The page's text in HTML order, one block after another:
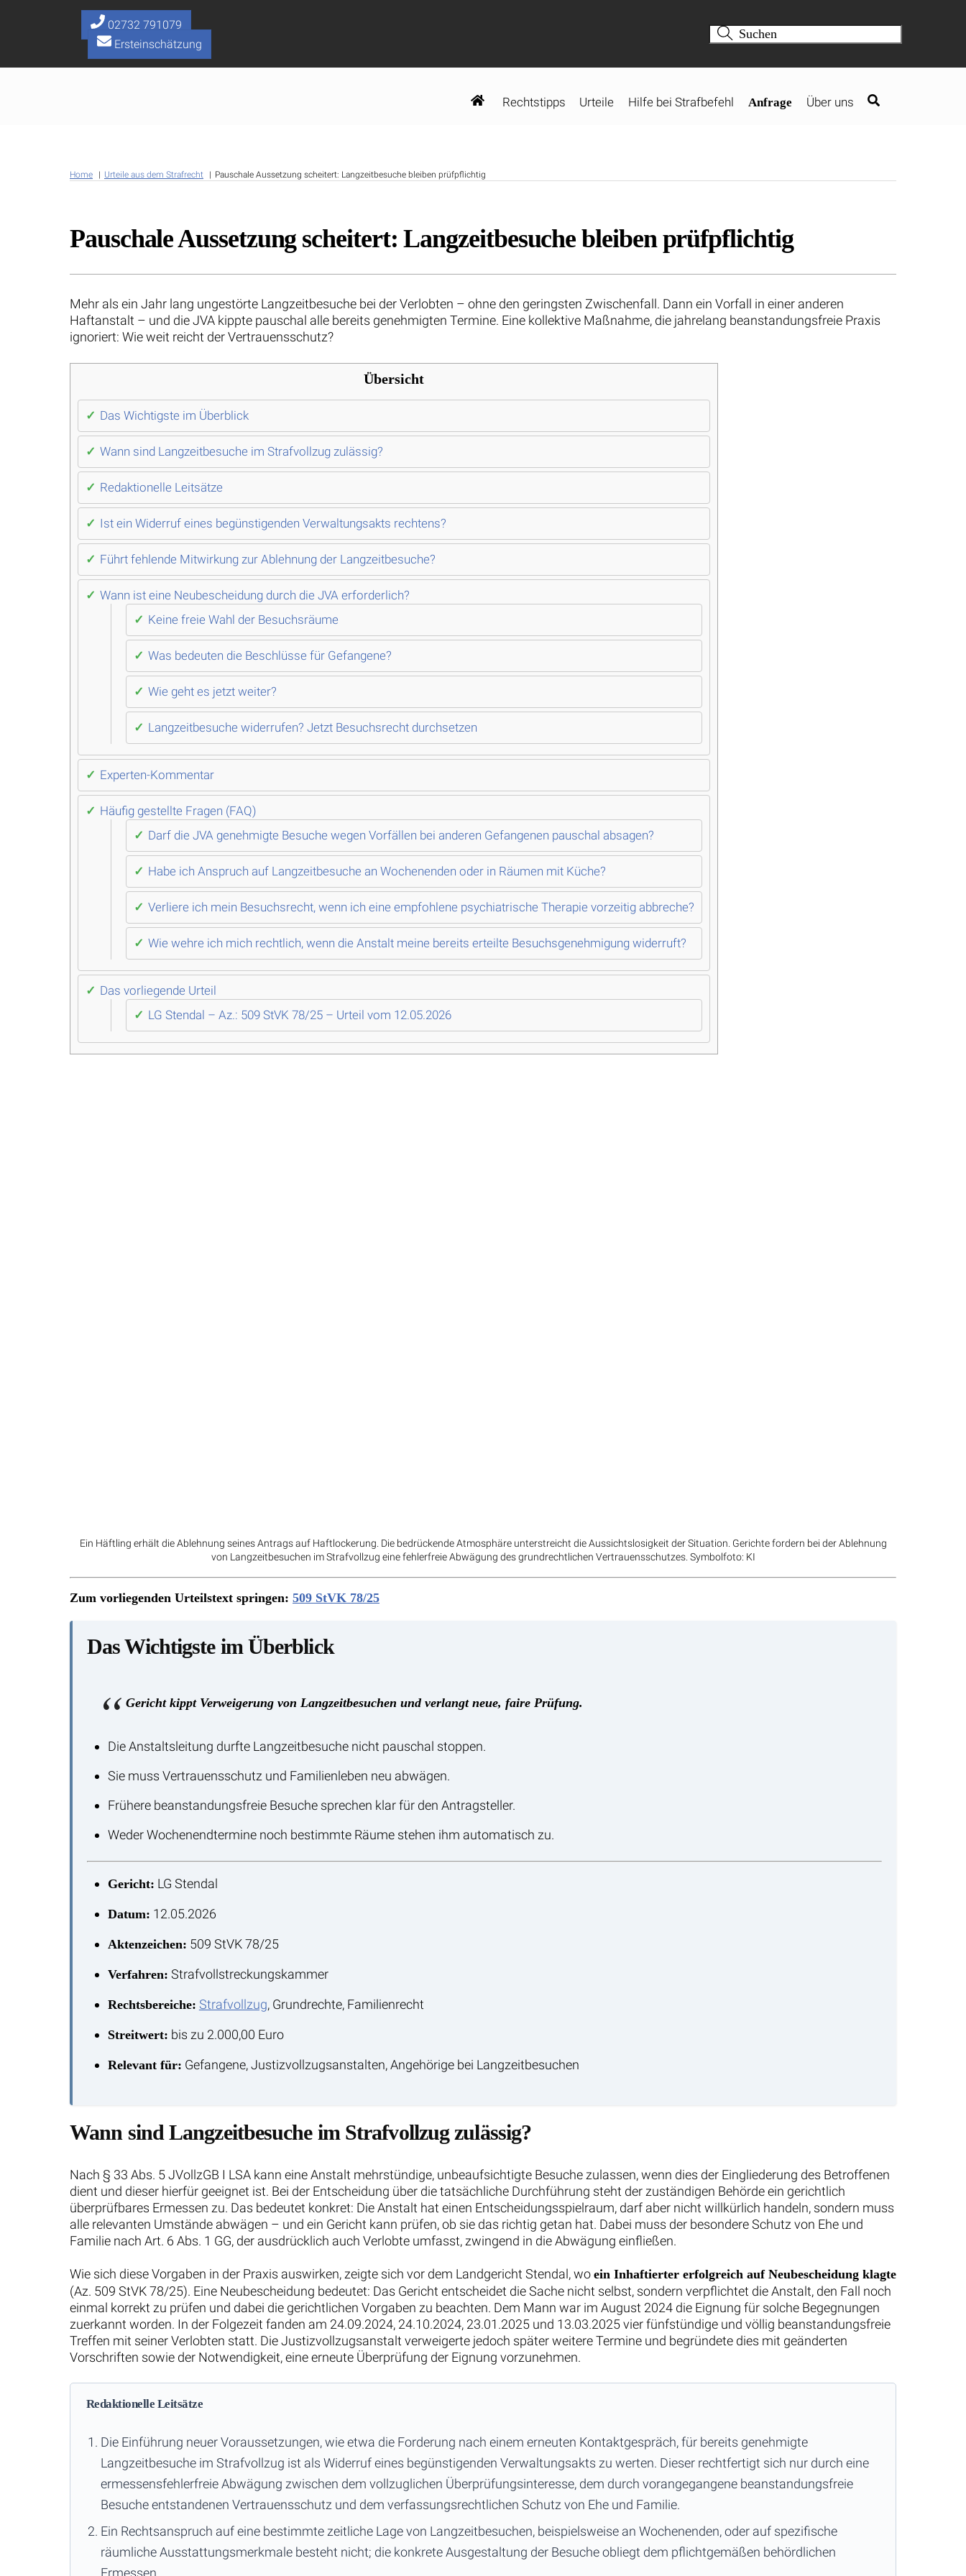
02732 791079
Ersteinschätzung
Rechtstipps Urteile Hilfe bei Strafbefehl Anfrage Über uns
Home Urteile aus dem Strafrecht Pauschale Aussetzung scheitert: Langzeitbesuche bleiben prüfpflichtig
Pauschale Aussetzung scheitert: Langzeitbesuche bleiben prüfpflichtig
Mehr als ein Jahr lang ungestörte Langzeitbesuche bei der Verlobten – ohne den geringsten Zwischenfall. Dann ein Vorfall in einer anderen
Haftanstalt – und die JVA kippte pauschal alle bereits genehmigten Termine. Eine kollektive Maßnahme, die jahrelang beanstandungsfreie Praxis
ignoriert: Wie weit reicht der Vertrauensschutz?
Übersicht
Das Wichtigste im Überblick
Wann sind Langzeitbesuche im Strafvollzug zulässig?
Redaktionelle Leitsätze
Ist ein Widerruf eines begünstigenden Verwaltungsakts rechtens?
Führt fehlende Mitwirkung zur Ablehnung der Langzeitbesuche?
Wann ist eine Neubescheidung durch die JVA erforderlich?
Keine freie Wahl der Besuchsräume
Was bedeuten die Beschlüsse für Gefangene?
Wie geht es jetzt weiter?
Langzeitbesuche widerrufen? Jetzt Besuchsrecht durchsetzen
Experten-Kommentar
Häufig gestellte Fragen (FAQ)
Darf die JVA genehmigte Besuche wegen Vorfällen bei anderen Gefangenen pauschal absagen?
Habe ich Anspruch auf Langzeitbesuche an Wochenenden oder in Räumen mit Küche?
Verliere ich mein Besuchsrecht, wenn ich eine empfohlene psychiatrische Therapie vorzeitig abbreche?
Wie wehre ich mich rechtlich, wenn die Anstalt meine bereits erteilte Besuchsgenehmigung widerruft?
Das vorliegende Urteil
LG Stendal – Az.: 509 StVK 78/25 – Urteil vom 12.05.2026
Ein Häftling erhält die Ablehnung seines Antrags auf Haftlockerung. Die bedrückende Atmosphäre unterstreicht die Aussichtslosigkeit der Situation. Gerichte fordern bei der Ablehnung
von Langzeitbesuchen im Strafvollzug eine fehlerfreie Abwägung des grundrechtlichen Vertrauensschutzes. Symbolfoto: KI
Zum vorliegenden Urteilstext springen: 509 StVK 78/25
Das Wichtigste im Überblick
Gericht kippt Verweigerung von Langzeitbesuchen und verlangt neue, faire Prüfung.
Die Anstaltsleitung durfte Langzeitbesuche nicht pauschal stoppen.
Sie muss Vertrauensschutz und Familienleben neu abwägen.
Frühere beanstandungsfreie Besuche sprechen klar für den Antragsteller.
Weder Wochenendtermine noch bestimmte Räume stehen ihm automatisch zu.
Gericht: LG Stendal
Datum: 12.05.2026
Aktenzeichen: 509 StVK 78/25
Verfahren: Strafvollstreckungskammer
Rechtsbereiche: Strafvollzug, Grundrechte, Familienrecht
Streitwert: bis zu 2.000,00 Euro
Relevant für: Gefangene, Justizvollzugsanstalten, Angehörige bei Langzeitbesuchen
Wann sind Langzeitbesuche im Strafvollzug zulässig?
Nach § 33 Abs. 5 JVollzGB I LSA kann eine Anstalt mehrstündige, unbeaufsichtigte Besuche zulassen, wenn dies der Eingliederung des Betroffenen
dient und dieser hierfür geeignet ist. Bei der Entscheidung über die tatsächliche Durchführung steht der zuständigen Behörde ein gerichtlich
überprüfbares Ermessen zu. Das bedeutet konkret: Die Anstalt hat einen Entscheidungsspielraum, darf aber nicht willkürlich handeln, sondern muss
alle relevanten Umstände abwägen – und ein Gericht kann prüfen, ob sie das richtig getan hat. Dabei muss der besondere Schutz von Ehe und
Familie nach Art. 6 Abs. 1 GG, der ausdrücklich auch Verlobte umfasst, zwingend in die Abwägung einfließen.
Wie sich diese Vorgaben in der Praxis auswirken, zeigte sich vor dem Landgericht Stendal, wo ein Inhaftierter erfolgreich auf Neubescheidung klagte
(Az. 509 StVK 78/25). Eine Neubescheidung bedeutet: Das Gericht entscheidet die Sache nicht selbst, sondern verpflichtet die Anstalt, den Fall noch
einmal korrekt zu prüfen und dabei die gerichtlichen Vorgaben zu beachten. Dem Mann war im August 2024 die Eignung für solche Begegnungen
zuerkannt worden. In der Folgezeit fanden am 24.09.2024, 24.10.2024, 23.01.2025 und 13.03.2025 vier fünfstündige und völlig beanstandungsfreie
Treffen mit seiner Verlobten statt. Die Justizvollzugsanstalt verweigerte jedoch später weitere Termine und begründete dies mit geänderten
Vorschriften sowie der Notwendigkeit, eine erneute Überprüfung der Eignung vorzunehmen.
Redaktionelle Leitsätze
Die Einführung neuer Voraussetzungen, wie etwa die Forderung nach einem erneuten Kontaktgespräch, für bereits genehmigte
Langzeitbesuche im Strafvollzug ist als Widerruf eines begünstigenden Verwaltungsakts zu werten. Dieser rechtfertigt sich nur durch eine
ermessensfehlerfreie Abwägung zwischen dem vollzuglichen Überprüfungsinteresse, dem durch vorangegangene beanstandungsfreie
Besuche entstandenen Vertrauensschutz und dem verfassungsrechtlichen Schutz von Ehe und Familie.
Ein Rechtsanspruch auf eine bestimmte zeitliche Lage von Langzeitbesuchen, beispielsweise an Wochenenden, oder auf spezifische
räumliche Ausstattungsmerkmale besteht nicht; die konkrete Ausgestaltung der Besuche obliegt dem pflichtgemäßen behördlichen
Ermessen.